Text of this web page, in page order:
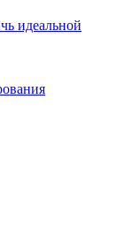
идеальной